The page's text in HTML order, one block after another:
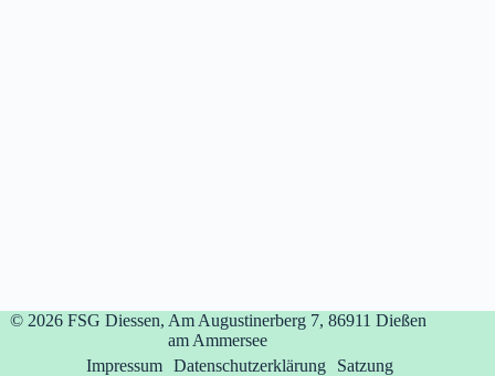
© 2026 FSG Diessen, Am Augustinerberg 7, 86911 Dießen
am Ammersee
Impressum Datenschutzerklärung Satzung